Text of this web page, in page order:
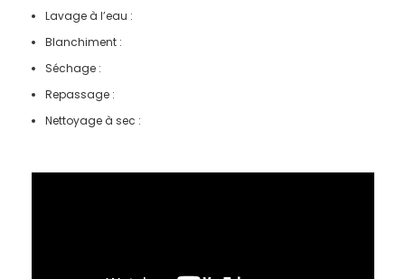
Lavage à l’eau :
Blanchiment :
Séchage :
Repassage :
Nettoyage à sec :